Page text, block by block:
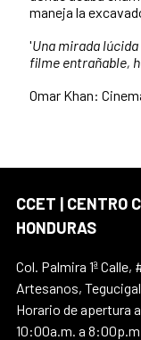
maneja la
'Una mirada
filme entrañable,
Omar Khan:
CCET | CENTRO
HONDURAS
Col. Palmira 1ª
Artesanos,
Horario de apertura
10:00a.m. a 8:00p.m